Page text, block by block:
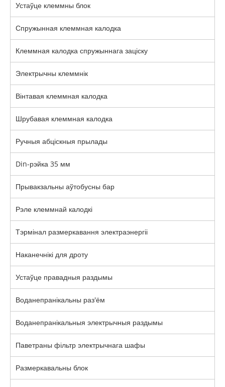
Устаўце клеммны блок
Спружынная клеммная калодка
Клеммная калодка спружыннага заціску
Электрычны клеммнік
Вінтавая клеммная калодка
Шрубавая клеммная калодка
Ручныя абціскныя прылады
Din-рэйка 35 мм
Прывакзальны аўтобусны бар
Рэле клеммнай калодкі
Тэрмінал размеркавання электраэнергіі
Наканечнікі для дроту
Устаўце правадныя раздымы
Воданепранікальны раз'ём
Воданепранікальныя электрычныя раздымы
Паветраны фільтр электрычнага шафы
Размеркавальны блок